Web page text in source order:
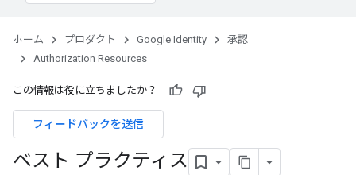
ホーム プロダクト Google Identity
承認
Authorization Resources
この情報は役に立ちましたか？
フィードバックを送信
ベスト プラクティス